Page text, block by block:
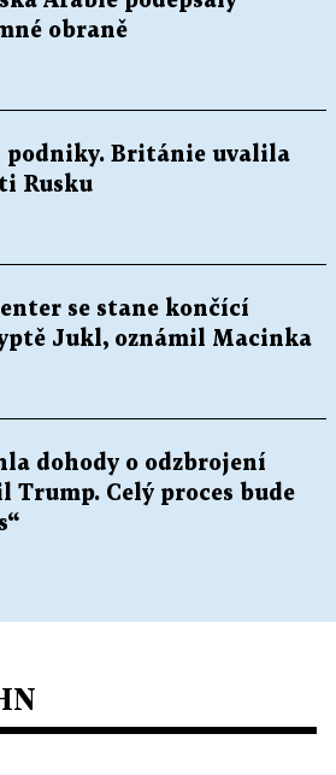
obraně
podniky. Británie uvalila
Rusku
se stane končící
Jukl, oznámil Macinka
dohody o odzbrojení
Trump. Celý proces bude